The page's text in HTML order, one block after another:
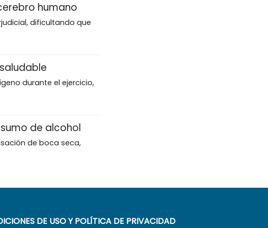
humano
dificultando que
durante el ejercicio,
de alcohol
de boca seca,
DE USO Y POLÍTICA DE PRIVACIDAD